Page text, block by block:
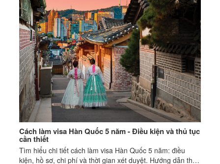
Cách làm visa Hàn Quốc 5 năm - Điều kiện và thủ tục
cần thiết
Tìm hiểu chi tiết cách làm visa Hàn Quốc 5 năm: điều
kiện, hồ sơ, chi phí và thời gian xét duyệt. Hướng dẫn thủ